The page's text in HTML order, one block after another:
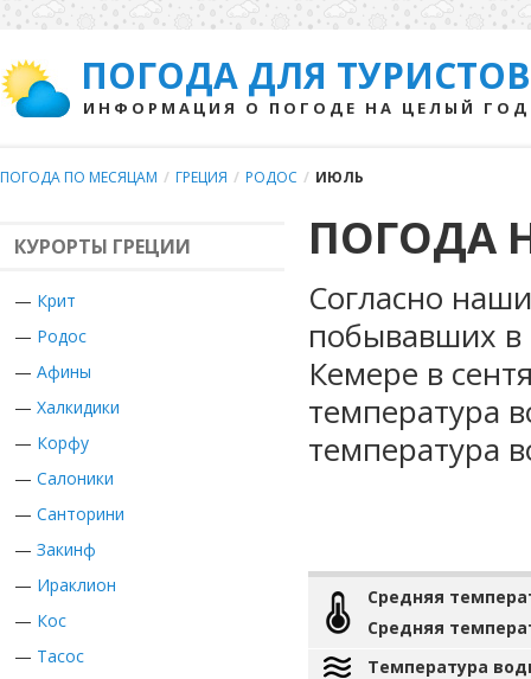
ПОГОДА ДЛЯ ТУРИСТОВ
ИНФОРМАЦИЯ О ПОГОДЕ НА ЦЕЛЫЙ ГОД
ПОГОДА ПО МЕСЯЦАМ / ГРЕЦИЯ / РОДОС / ИЮЛЬ
КУРОРТЫ ГРЕЦИИ
— Крит
— Родос
— Афины
— Халкидики
— Корфу
— Салоники
— Санторини
— Закинф
— Ираклион
— Кос
— Тасос
ПОГОДА
Согласно
побывавших в
Кемере в
температура
температура
Средняя
Средняя
Температура